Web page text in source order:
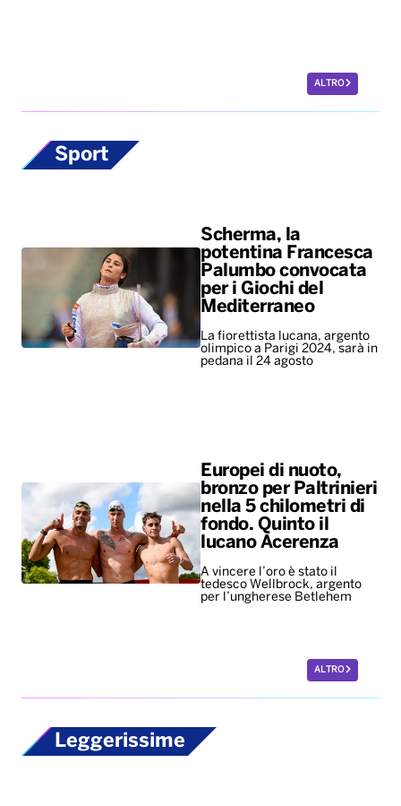
ALTRO
Sport
Scherma, la
potentina Francesca
Palumbo convocata
per i Giochi del
Mediterraneo
La fiorettista lucana, argento
olimpico a Parigi 2024, sarà in
pedana il 24 agosto
Europei di nuoto,
bronzo per Paltrinieri
nella 5 chilometri di
fondo. Quinto il
lucano Acerenza
A vincere l’oro è stato il
tedesco Wellbrock, argento
per l’ungherese Betlehem
ALTRO
Leggerissime